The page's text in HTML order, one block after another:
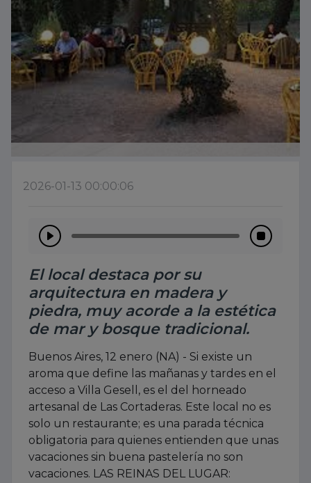
2026-01-13 00:00:06
El local destaca por su
arquitectura en madera y
piedra, muy acorde a la estética
de mar y bosque tradicional.
Buenos Aires, 12 enero (NA) - Si existe un
aroma que define las mañanas y tardes en el
acceso a Villa Gesell, es el del horneado
artesanal de Las Cortaderas. Este local no es
solo un restaurante; es una parada técnica
obligatoria para quienes entienden que unas
vacaciones sin buena pastelería no son
vacaciones. LAS REINAS DEL LUGAR: